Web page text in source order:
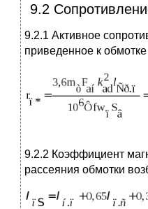
9.2
9.2.1 Активное
приведенное к
9.2.2 Коэффициент
рассеяния обмотки